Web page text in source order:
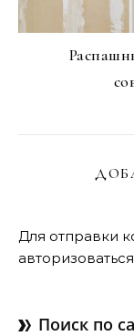
Для отправки
авторизоваться
Поиск по